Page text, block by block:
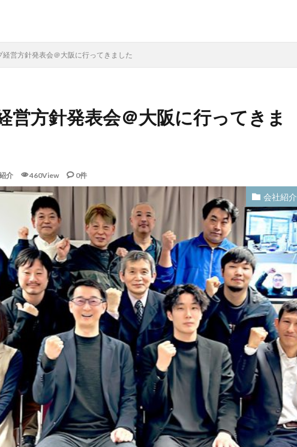
経営方針発表会＠大阪に行ってきました
営方針発表会＠大阪に行ってきま
介 460View 0件
会社紹介